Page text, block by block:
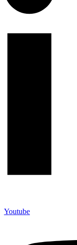
Youtube